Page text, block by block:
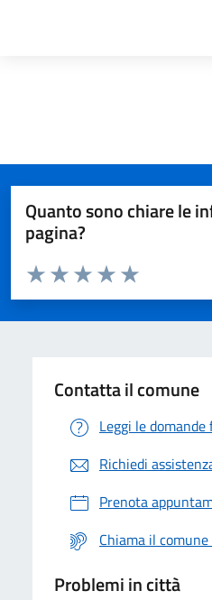
Quanto sono chiare le
pagina?
Valuta da 1 a 5 stelle la pagina
Valuta 5 stelle
Valuta 4 stelle su 5
Valuta 3 stelle su 5
Valuta 2 stelle su 5
Valuta 1 stelle su 5
Contatta il comune
Leggi le
Richiedi
Prenota
Chiama il
Problemi in città